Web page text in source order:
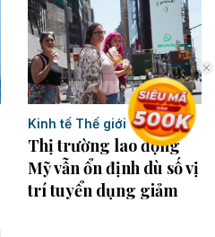
Kinh tế Thế giới
Thị trường lao động
Mỹ vẫn ổn định dù số vị
trí tuyển dụng giảm